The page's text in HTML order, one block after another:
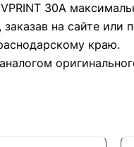
30A
на сайте
краю.